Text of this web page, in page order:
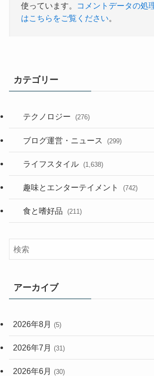
使っています。
コメントデータの処
はこちらをご覧ください。
カテゴリー
テクノロジー (276)
(36)
(187)
ブログ運営・ニュース (299)
(118)
(181)
ライフスタイル (1,638)
(394)
(282)
(33)
(248)
趣味とエンターテイメント (742)
(56)
食と嗜好品 (211)
アーカイブ
2026年8月 (5)
2026年7月 (31)
2026年6月 (30)